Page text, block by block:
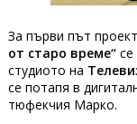
За първи път
от старо време“се
студиото на
се потапя в
тюфекчия Марко.